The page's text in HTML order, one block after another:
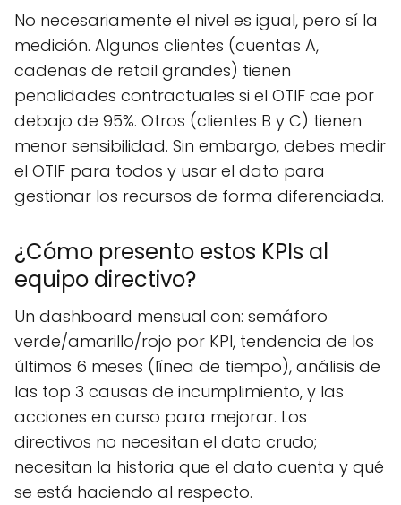
No necesariamente el nivel es igual, pero sí la
medición. Algunos clientes (cuentas A,
cadenas de retail grandes) tienen
penalidades contractuales si el OTIF cae por
debajo de 95%. Otros (clientes B y C) tienen
menor sensibilidad. Sin embargo, debes medir
el OTIF para todos y usar el dato para
gestionar los recursos de forma diferenciada.
¿Cómo presento estos KPIs al
equipo directivo?
Un dashboard mensual con: semáforo
verde/amarillo/rojo por KPI, tendencia de los
últimos 6 meses (línea de tiempo), análisis de
las top 3 causas de incumplimiento, y las
acciones en curso para mejorar. Los
directivos no necesitan el dato crudo;
necesitan la historia que el dato cuenta y qué
se está haciendo al respecto.